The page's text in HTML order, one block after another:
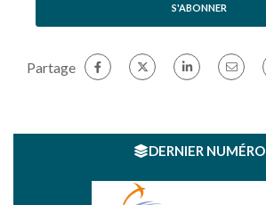
S'ABONNER
Partage
DERNIER NUMÉRO